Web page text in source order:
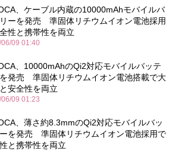
、ケーブル内蔵の10000mAhモバイルバ
ーを発売 準固体リチウムイオン電池採用
性と携帯性を両立
09 01:40
、10000mAhのQi2対応モバイルバッテ
発売 準固体リチウムイオン電池搭載で大
安全性を両立
09 01:23
、薄さ約8.3mmのQi2対応モバイルバッ
を発売 準固体リチウムイオン電池採用で
と携帯性を両立